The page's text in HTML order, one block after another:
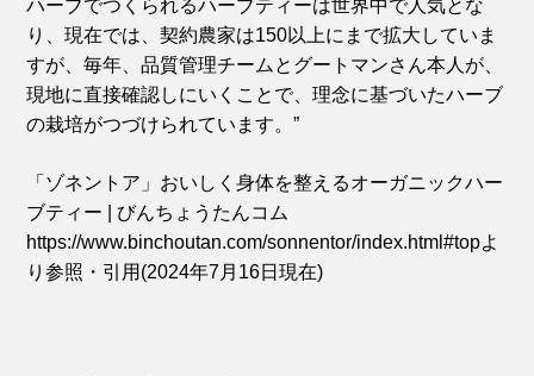
ハーブでつくられるハーブティーは世界中で人気とな
り、現在では、契約農家は150以上にまで拡大していま
すが、毎年、品質管理チームとグートマンさん本人が、
現地に直接確認しにいくことで、理念に基づいたハーブ
の栽培がつづけられています。”
「ゾネントア」おいしく身体を整えるオーガニックハー
ブティー | びんちょうたんコム
https://www.binchoutan.com/sonnentor/index.html#topよ
り参照・引用(2024年7月16日現在)